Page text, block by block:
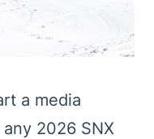
a media
2026 SNX